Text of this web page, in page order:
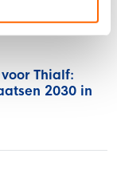
Thialf:
2030 in